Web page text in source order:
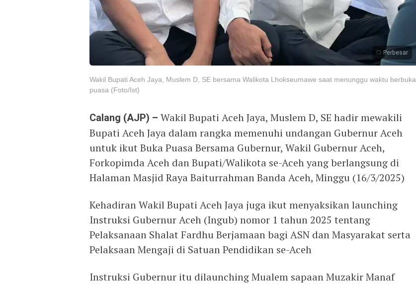
Perbesar
Wakil Bupati Aceh Jaya, Muslem D, SE bersama Walikota Lhokseumawe saat menunggu waktu berbuka
puasa (Foto/Ist)
Calang (AJP) – Wakil Bupati Aceh Jaya, Muslem D, SE hadir mewakili
Bupati Aceh Jaya dalam rangka memenuhi undangan Gubernur Aceh
untuk ikut Buka Puasa Bersama Gubernur, Wakil Gubernur Aceh,
Forkopimda Aceh dan Bupati/Walikota se-Aceh yang berlangsung di
Halaman Masjid Raya Baiturrahman Banda Aceh, Minggu (16/3/2025)
Kehadiran Wakil Bupati Aceh Jaya juga ikut menyaksikan launching
Instruksi Gubernur Aceh (Ingub) nomor 1 tahun 2025 tentang
Pelaksanaan Shalat Fardhu Berjamaan bagi ASN dan Masyarakat serta
Pelaksaan Mengaji di Satuan Pendidikan se-Aceh
Instruksi Gubernur itu dilaunching Mualem sapaan Muzakir Manaf